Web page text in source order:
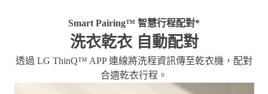
Smart Pairing™ 智慧行程配對*
洗衣乾衣 自動配對
透過 LG ThinQ™ APP 連線將洗程資訊傳至乾衣機，配對
合適乾衣行程。